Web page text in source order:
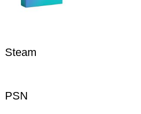
Steam
PSN